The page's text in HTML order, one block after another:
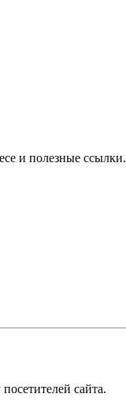
и полезные ссылки.
сайта.